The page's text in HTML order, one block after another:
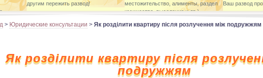
другим пережить развод!
местожительство, алименты, раздел
имущества, выселение и др.)
Ваш развод
> Юридические консультации > Як розділити квартиру після розлучення між подружжям
Як розділити квартиру після
подружжям